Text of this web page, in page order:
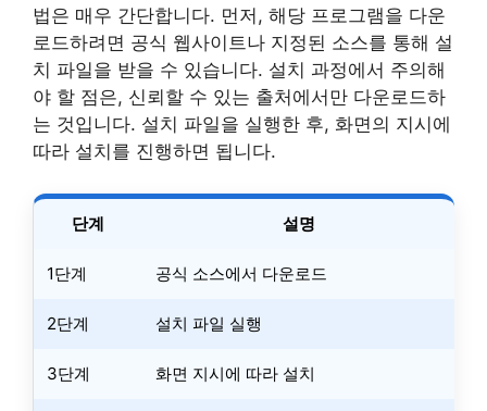
법은 매우 간단합니다. 먼저, 해당 프로그램을 다운
로드하려면 공식 웹사이트나 지정된 소스를 통해 설
치 파일을 받을 수 있습니다. 설치 과정에서 주의해
야 할 점은, 신뢰할 수 있는 출처에서만 다운로드하
는 것입니다. 설치 파일을 실행한 후, 화면의 지시에
따라 설치를 진행하면 됩니다.
단계 설명
1단계 공식 소스에서 다운로드
2단계 설치 파일 실행
3단계 화면 지시에 따라 설치